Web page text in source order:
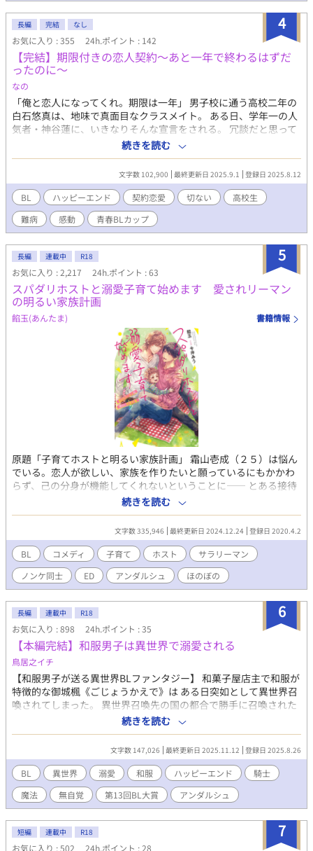
ル名は『美』！ 『至上の美』です！ 」 俺はポカンと口を開け
た。 スキルの名は「美」。 聞き間違いでもなんでもない、
「美」。なんなら「至上の」が付いている。 俺の口から高位貴族
の子弟に到底相応しくない言葉が飛び出した。 「は？ 今なん
て?! ふざけてんのかこの野郎！ 」 「やはりそのお美しさは天
に愛されたゆえだったのですな！ いやはや、天使が実在しよう
とは……っ！ 」 いや、おかしいだろう司教！ 膝まづいて祈っ
てる場合じゃない。正気に戻ってくれ！ 司教はそのまま膝で俺に
じり寄り、うっとりとした表情で俺を見つめた。なんなら涙ぐん
でいる。 いや、マジでなんだこれ？ 勇者じゃねえのかよ！ 俺
の手を取ろうと伸ばされた司教の腕を、俺はさりげなく払いのけ
た。 盛り上がる会場とは逆に、俺も含め俺の家族は全員無の境地
だ。 それはそうだろう。男に「特殊スキル美」。いったい何の役
に立つというのだ。 父は頭を抱えた。 「どうしてこんなこと
に……」 うん。それを言いたいのも俺だ。マジで勘弁してくれ女
神！ 「美」だって？ それがスキルだというおかしさはともか
く、そんなもん聖女だとか王妃だとか、とにかく女性に与えるべ
きだろう。傾国の美女は女性だから物語になるのだ。傾国の美男
子なんぞ、ヒモや男娼になる未来しか見えない。いずれにせよロ
クなもんじゃない。 俺は「剣術」だとか「体術」、百歩譲って
「敏捷」などを期待していたのだ。だって強そうだし。 特殊スキ
ルっていうから「勇者」かと思ったのに、まさかの「美」？ これ
はあり得ない特殊スキルを与えられたあり得ない美貌を誇る「平
凡に生きたい」令息のお話。 ※※※※※※ タイトル変更いたしま
した。旧タイトル「特殊スキル「美」を持つ令息は、路傍の石に
なりたい。」 ※作中イラストはBringImageCreaterにてAI作成し
ております。（基本モデルMAI-Moder使用） ※タイトルは作者撮
影の写真を加工し作成しております。 ※ 未管理著作物裁定制度に
4
長編 完結 なし
お気に入り : 355 24h.ポイント : 142
【完結】期限付きの恋人契約〜あと一年で終わるはずだ
ったのに〜
なの
「俺と恋人になってくれ。期限は一年」 男子校に通う高校二年の
白石悠真は、地味で真面目なクラスメイト。 ある日、学年一の人
気者・神谷蓮に、いきなりそんな宣言をされる。 冗談だと思って
いたのに、毎日放課後を一緒に過ごし、弁当を交換し、祭りにも
行くうちに――蓮は悠真の中で、ただのクラスメイトじゃなくな
っていた。 しかし、期限の日が近づく頃、蓮の笑顔の裏に隠され
た秘密が明らかになる。 「俺、後悔しないようにしてんだ」 その
言葉の意味を知ったとき、悠真は――。 笑い合った日々も、すれ
違った夜も、全部まとめて好きだ。 一年だけのはずだった契約
は、運命を変える恋になる。 青春BL小説カップにエントリーして
ます。応援よろしくお願いします。 本文は完結済みですが、番外
編も投稿しますので、よければお読みください。
続きを読む
文字数 102,900 最終更新日 2025.9.1 登録日 2025.8.12
BL ハッピーエンド 契約恋愛 切ない
高校生
難病
感動 青春BLカップ​
5
長編 連載中 R18
お気に入り : 2,217 24h.ポイント : 63
スパダリホストと溺愛子育て始めます 愛されリーマン
の明るい家族計画
餡玉(あんたま) 書籍情報
原題「子育てホストと明るい家族計画」 霜山壱成（２５）は悩ん
でいる。恋人が欲しい、家族を作りたいと願っているにもかかわ
らず、己の分身が機能してくれないということに—— とある接待
で飲まされ過ぎた壱成は、繁華街の道路にへたり込んで歩けなく
なってしまった。そんな壱成に手を差し伸べてくれたホストの男
は、壱成の中学時代の同級生・早瀬彩人。偶然の再会に感動する
まもなく潰れてしまった壱成は、翌朝彩人の家で目を覚ます。聞
けば彩人は、ホストをしながら歳の離れた弟・空（４）の育児中
だというではないか。愛くるしい空に懐かれるし、彩人のことは
放っておけない。早瀬家に出入りするようになった壱成だが、何
だか彩人の距離感がおかしくなってきたようで……？？ 子(弟)育
て中ホスト×ED爽やかリーマンの子育てほのぼのラブコメディ。
◇第8回アルファポリスBL大賞、奨励賞受賞 ◇アンダルシュノベ
ルズ様より書籍化、2022年3月15日頃発売✨
続きを読む
文字数 335,946 最終更新日 2024.12.24 登録日 2020.4.2
BL コメディ 子育て ホスト
サラリーマン
ノンケ同士
ED アンダルシュ ほのぼの
6
長編 連載中 R18
お気に入り : 898 24h.ポイント : 35
【本編完結】和服男子は異世界で溺愛される
鳥居之イチ
【和服男子が送る異世界BLファンタジー】 和菓子屋店主で和服が
特徴的な御城楓《ごじょうかえで》は ある日突如として異世界召
喚されてしまった。 異世界召喚先の国の都合で勝手に召喚された
ことに怒り心頭の御城であったが、 元の世界に戻ることができな
いことが分かり、どうしようもない感情に心をむしばまれてい
く。 異世界召喚先では、聖女（聖人）として聖なる力を使い、こ
の国を救ってほしいと言われるが、 いまだに状況が呑み込めない
でいた。 その夜、湯浴みをするために王宮内の浴場を使用したと
ころ、 この国の第一王子兼騎士団長であるヴァニタスと出くわ
し、話をすることになり、 ヴァニタスにも何か考えがあるとこと
を知った御城は少しだけ、ヴァニタスとの距離が縮まる。 翌日か
ら騎士団寮に住むことになった御城であったが、 ヴァニタスの距
離が非常に近く御城本人も戸惑っていたが、不快感を抱くことは
続きを読む
文字数 147,026 最終更新日 2025.11.12 登録日 2025.8.26
BL 異世界 溺愛 和服 ハッピーエンド
騎士
魔法
無自覚 第13回BL大賞 アンダルシュ
7
短編 連載中 R18
お気に入り : 502 24h.ポイント : 28